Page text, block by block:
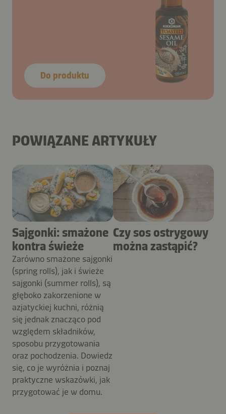
Do produktu
POWIĄZANE ARTYKUŁY
Sajgonki: smażone
kontra świeże
Zarówno smażone sajgonki
(spring rolls), jak i świeże
sajgonki (summer rolls), są
głęboko zakorzenione w
azjatyckiej kuchni, różnią
się jednak znacząco pod
względem składników,
sposobu przygotowania
oraz pochodzenia. Dowiedz
się, co je wyróżnia i poznaj
praktyczne wskazówki, jak
przygotować je w domu.
Czy sos ostrygowy
można zastąpić?